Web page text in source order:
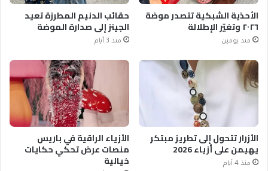
الأحذية الشبكية تتصدر موضة
٢٠٢٦ وتغيّر الإطلالة
منذ يومين
حقائب الدنيم المطرزة تعيد
الجينز إلى صدارة الموضة
منذ 3 أيام
الأزرار تتحول إلى تطريز مبتكر
يهيمن على أزياء 2026
منذ 4 أيام
الأزياء الراقية في باريس
منصات عرض تحكي حكايات
خيالية